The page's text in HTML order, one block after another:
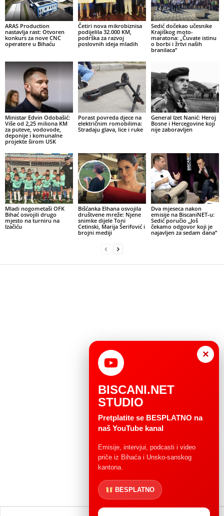
ARAS Production
nastavlja rast: Otvoren
konkurs za nove CNC
operatere u Bihaću
Četiri nova mikrobiznisa
podijelila 32.000 KM,
podrška za razvoj
poslovnih ideja mladih
Sedić dočekao učesnike
Krajiškog moto-
maratona: „Čuvate istinu
o borbi i žrtvi naših
branilaca“
Ministar Edvin Odobašić:
Više od 2,25 miliona KM
za puteve, vodovode,
deponije i komunalne
projekte širom USK
Porast povreda djece na
električnim romobilima:
Stradaju glava, lice i ruke
General Izet Nanić: Heroj
Bosne i Hercegovine koji
nije zaboravljen
Mladi nogometaši OFK
Bihać osvojili drugo
mjesto na turniru na
Izačiću
Bišćanka Elhana osvojila
društvene mreže: Njene
snimke dijele Toni
Cetinski, Marija Šerifović i
brojni mediji
Dva mjeseca nakon
emisije na BiscaniNET-u:
Sedić poručio „Još
čekamo odgovor koji je
najavljen za sedam dana“
×
BISCANI.NET
STUDIO
Pretplatite se BESPLATNO na
naš YouTube kanal
Emisije, intervjui, podcasti i video
priče iz Bihaća i Unsko-sanskog
kantona.
BESPLATNO